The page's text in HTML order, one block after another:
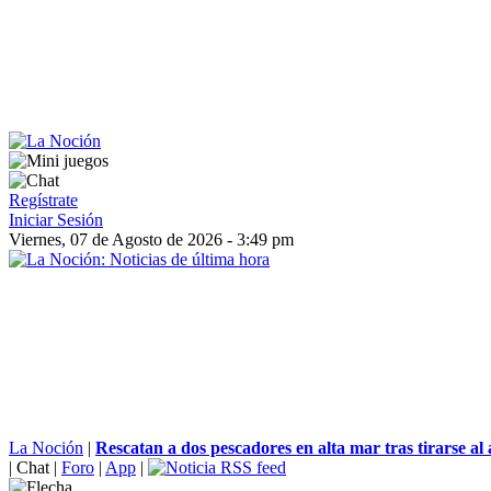
Regístrate
Iniciar Sesión
Viernes, 07 de Agosto de 2026 - 3:49 pm
La Noción | Rescatan a dos pescadores en alta mar tras tirarse al
| Chat | Foro | App |